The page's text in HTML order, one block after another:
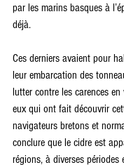
par les marins basques à
déjà.
Ces derniers avaient pour
leur embarcation des
lutter contre les carences
eux qui ont fait découvrir
navigateurs bretons et
conclure que le cidre est
régions, à diverses périodes